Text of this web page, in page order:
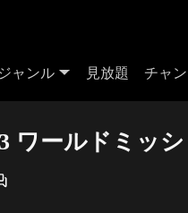
ジャンル 見放題 チャ
ワールドミッ